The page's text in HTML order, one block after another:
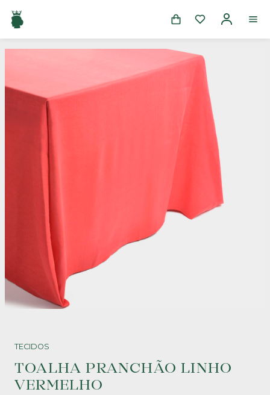
TECIDOS
TOALHA PRANCHÃO LINHO
VERMELHO